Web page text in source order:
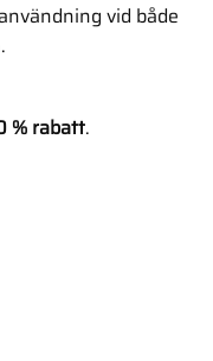
vid både
% rabatt.